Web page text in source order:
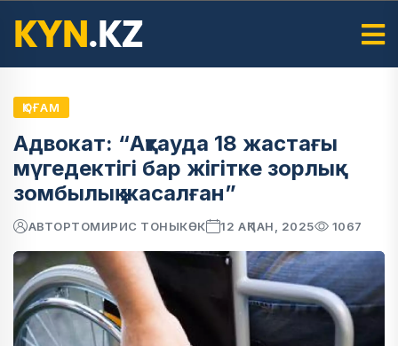
ҚОҒАМ
Адвокат: “Ақтауда 18 жастағы
мүгедектігі бар жігітке зорлық-
зомбылық жасалған”
АВТОРТОМИРИС ТОНЫКӨК 12 АҚПАН, 2025 1067